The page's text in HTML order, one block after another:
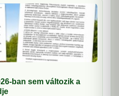
ban sem változik a